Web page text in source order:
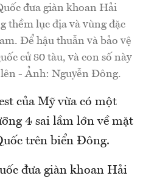
đưa giàn khoan Hải
thềm lục địa và vùng đặc
Để hậu thuẫn và bảo vệ
cử 80 tàu, và con số này
- Ảnh: Nguyễn Đông.
của Mỹ vừa có một
4 sai lầm lớn về mặt
trên biển Đông.
đưa giàn khoan Hải